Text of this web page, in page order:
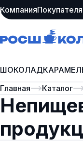
Компания
ШОКОЛАД
Главная Каталог